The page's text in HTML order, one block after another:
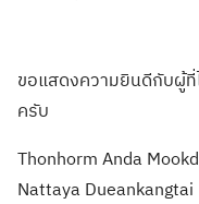
ขอแสดงความยินดีกับผู้ที่
ครับ
Thonhorm Anda
Nattaya Dueankangtai